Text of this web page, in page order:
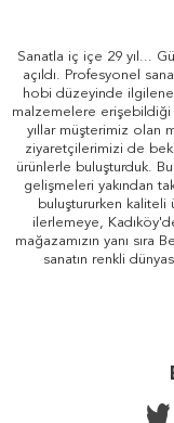
Sanatla iç içe 29 yıl...
açıldı. Profesyonel
hobi düzeyinde
malzemelere erişebildiği
yıllar müşterimiz olan
ziyaretçilerimizi de
ürünlerle buluşturduk.
gelişmeleri yakından
buluştururken
ilerlemeye,
mağazamızın yanı sıra
sanatın renkli